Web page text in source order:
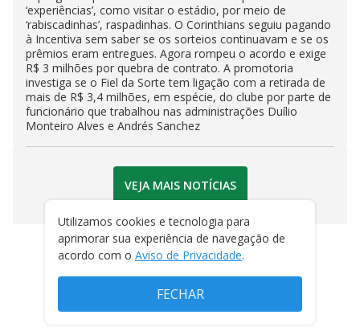
‘experiências’, como visitar o estádio, por meio de
‘rabiscadinhas’, raspadinhas. O Corinthians seguiu pagando
à Incentiva sem saber se os sorteios continuavam e se os
prêmios eram entregues. Agora rompeu o acordo e exige
R$ 3 milhões por quebra de contrato. A promotoria
investiga se o Fiel da Sorte tem ligação com a retirada de
mais de R$ 3,4 milhões, em espécie, do clube por parte de
funcionário que trabalhou nas administrações Duílio
Monteiro Alves e Andrés Sanchez
VEJA MAIS NOTÍCIAS
Utilizamos cookies e tecnologia para
aprimorar sua experiência de navegação de
acordo com o Aviso de Privacidade.
FECHAR